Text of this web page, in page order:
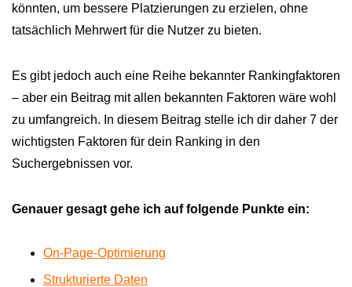
könnten, um bessere Platzierungen zu erzielen, ohne
tatsächlich Mehrwert für die Nutzer zu bieten.
Es gibt jedoch auch eine Reihe bekannter Rankingfaktoren
– aber ein Beitrag mit allen bekannten Faktoren wäre wohl
zu umfangreich. In diesem Beitrag stelle ich dir daher 7 der
wichtigsten Faktoren für dein Ranking in den
Suchergebnissen vor.
Genauer gesagt gehe ich auf folgende Punkte ein:
On-Page-Optimierung
Strukturierte Daten